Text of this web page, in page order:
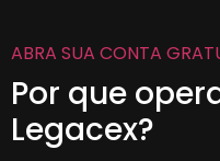
ABRA SUA CONTA
Por que
Legacex?